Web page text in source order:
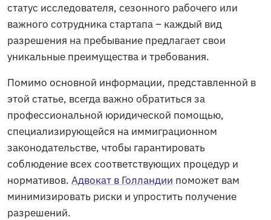
статус исследователя, сезонного рабочего или
важного сотрудника стартапа – каждый вид
разрешения на пребывание предлагает свои
уникальные преимущества и требования.
Помимо основной информации, представленной в
этой статье, всегда важно обратиться за
профессиональной юридической помощью,
специализирующейся на иммиграционном
законодательстве, чтобы гарантировать
соблюдение всех соответствующих процедур и
нормативов.Адвокат в Голландии поможет вам
минимизировать риски и упростить получение
разрешений.